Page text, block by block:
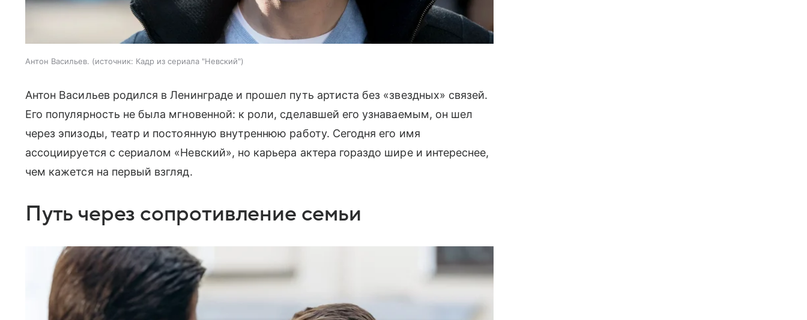
Антон Васильев. источник: Кадр из сериала "Невский"
Антон Васильев родился в Ленинграде и прошел путь артиста без «звездных» связей.
Его популярность не была мгновенной: к роли, сделавшей его узнаваемым, он шел
через эпизоды, театр и постоянную внутреннюю работу. Сегодня его имя
ассоциируется с сериалом «Невский», но карьера актера гораздо шире и интереснее,
чем кажется на первый взгляд.
Путь через сопротивление семьи